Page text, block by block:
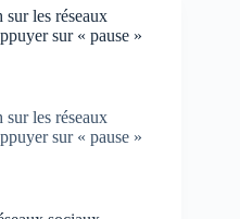
les réseaux
sur « pause »
les réseaux
sur « pause »